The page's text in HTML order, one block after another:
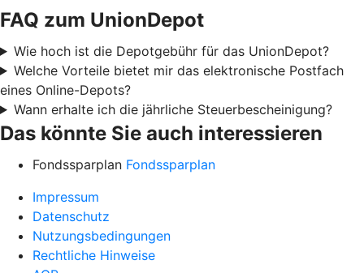
FAQ zum UnionDepot
Wie hoch ist die Depotgebühr für das UnionDepot?
Welche Vorteile bietet mir das elektronische Postfach
eines Online-Depots?
Wann erhalte ich die jährliche Steuerbescheinigung?
Das könnte Sie auch interessieren
Fondssparplan Fondssparplan
Impressum
Datenschutz
Nutzungsbedingungen
Rechtliche Hinweise